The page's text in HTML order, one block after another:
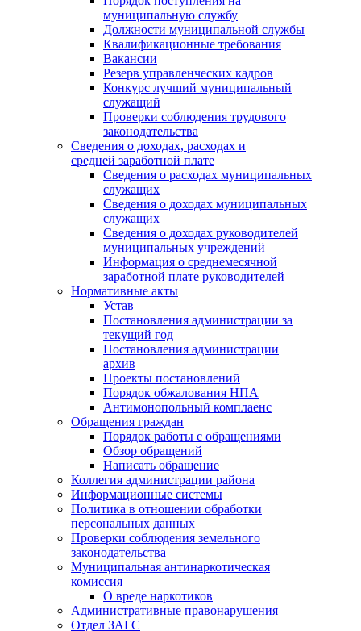
муниципальную службу
Должности муниципальной службы
Квалификационные требования
Вакансии
Резерв управленческих кадров
Конкурс лучший муниципальный
служащий
Проверки соблюдения трудового
законодательства
Сведения о доходах, расходах и
средней заработной плате
Сведения о расходах муниципальных
служащих
Сведения о доходах муниципальных
служащих
Сведения о доходах руководителей
муниципальных учреждений
Информация о среднемесячной
заработной плате руководителей
Нормативные акты
Устав
Постановления администрации за
текущий год
Постановления администрации
архив
Проекты постановлений
Порядок обжалования НПА
Антимонопольный комплаенс
Обращения граждан
Порядок работы с обращениями
Обзор обращений
Написать обращение
Коллегия администрации района
Информационные системы
Политика в отношении обработки
персональных данных
Проверки соблюдения земельного
законодательства
Муниципальная антинаркотическая
комиссия
О вреде наркотиков
Административные правонарушения
Отдел ЗАГС